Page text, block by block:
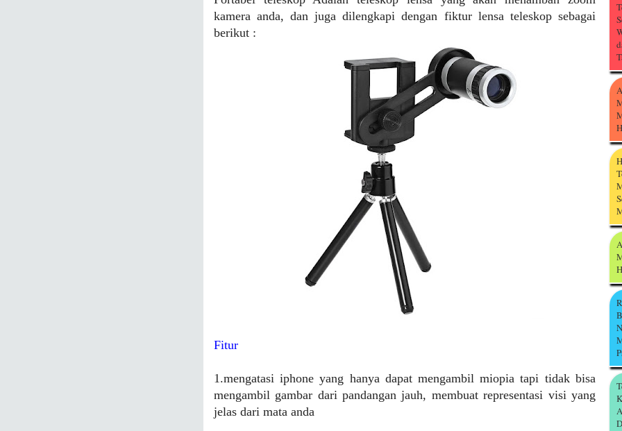
kamera anda, dan juga dilengkapi dengan fiktur lensa teleskop sebagai
berikut :
Fitur
1.mengatasi iphone yang hanya dapat mengambil miopia tapi tidak bisa
mengambil gambar dari pandangan jauh, membuat representasi visi yang
jelas dari mata anda